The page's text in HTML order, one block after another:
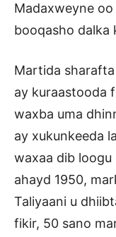
Madaxweyne
booqasho dalka
Martida
ay kuraastooda
waxba uma
ay xukunkeeda
waxaa dib
ahayd 1950,
Taliyaani u
fikir, 50 sano